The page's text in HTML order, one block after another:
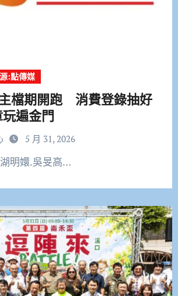
:點傳媒
檔期開跑 消費登錄抽好
遍金門
5 月 31, 2026
湖明嬛.吳旻高…